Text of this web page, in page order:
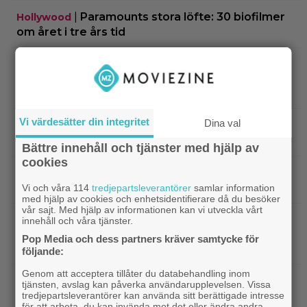
Hollywood
Paramounts stora löfte: 30 biofilmer
om året i tre års tid
Regissören nobbade 20 miljoner
dollar från Netflix: ”De mutar en för att slippa
Kändisar|Audrey Tautou fyller 50 år – så ser
”Amelie” ut idag
backar 200 miljoner dollar
SkyShowtime|Missade du Hugh Jackmans
”härliga kärlekssaga” på bio? Nu finns den att
streama
Digitalpremiär|Guy Ritchies nya film släpps
digitalt men sågas: ”Actionfattig och tråkig”
Vi värdesätter din integritet Dina val
Bättre innehåll och tjänster med hjälp av
cookies
Vi och våra 114tredjepartsleverantörer samlar information
med hjälp av cookies och enhetsidentifierare då du besöker
vår sajt. Med hjälp av informationen kan vi utveckla vårt
innehåll och våra tjänster.
Pop Media och dess partners kräver samtycke för
följande:
Genom att acceptera tillåter du databehandling inom
tjänsten, avslag kan påverka användarupplevelsen. Vissa
tredjepartsleverantörer kan använda sitt berättigade intresse